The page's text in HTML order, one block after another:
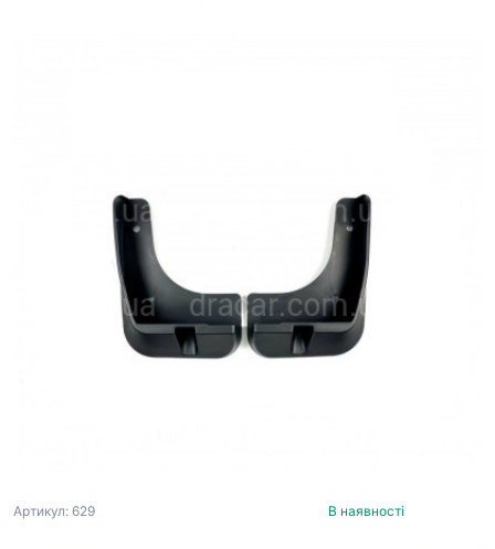
Артикул: 629 В наявності